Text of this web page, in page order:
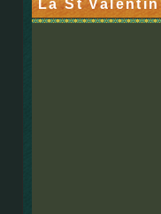
La St Valentin